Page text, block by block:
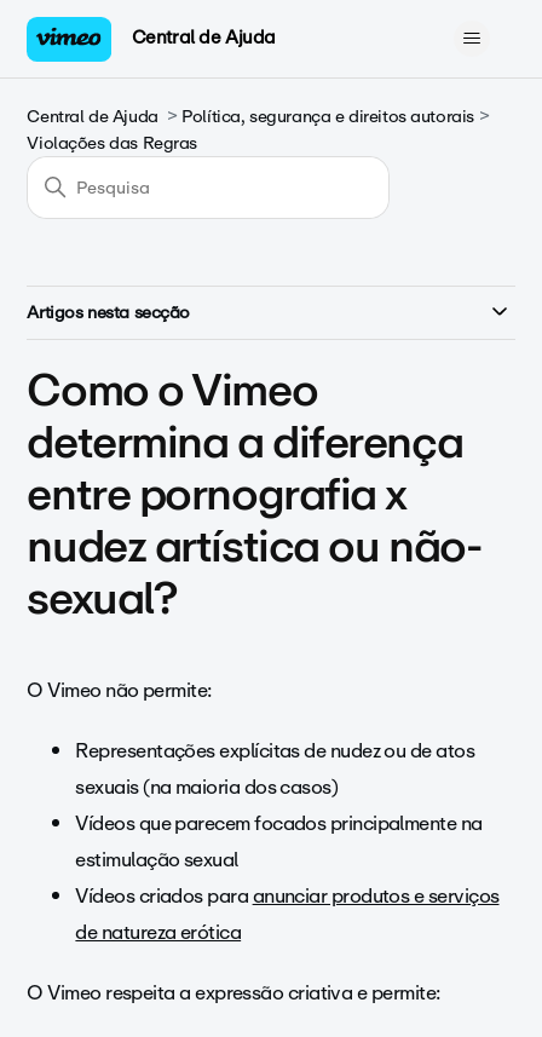
Central de Ajuda
Central de Ajuda
Política, segurança e direitos autorais
Violações das Regras
Artigos nesta secção
Como o Vimeo
determina a diferença
entre pornografia x
nudez artística ou não-
sexual?
O Vimeo não permite:
Representações explícitas de nudez ou de atos
sexuais (na maioria dos casos)
Vídeos que parecem focados principalmente na
estimulação sexual
Vídeos criados paraanunciar produtos e serviços
de natureza erótica
O Vimeo respeita a expressão criativa e permite: